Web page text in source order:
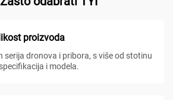
proizvoda
serija dronova i pribora, s više od stotinu
i modela.